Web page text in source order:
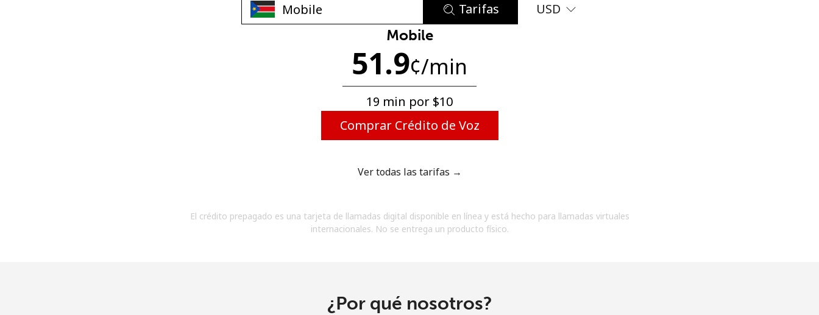
No se ha creado una contraseña
Mínimo 8 caracteres
Una letra mayúscula y una minúscula
Un caracter especial
ofertas.
Únete
Tarifas USD
Mobile
51.9¢/min
19 min por ⁦$10⁩
Comprar Crédito de Voz
Ver todas las tarifas →
El crédito prepagado es una tarjeta de llamadas digital disponible en línea y está hecho para llamadas virtuales
internacionales. No se entrega un producto físico.
¿Por qué nosotros?